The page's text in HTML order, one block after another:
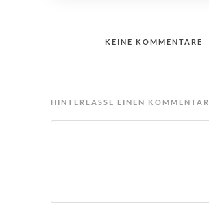
KEINE KOMMENTARE
HINTERLASSE EINEN KOMMENTAR